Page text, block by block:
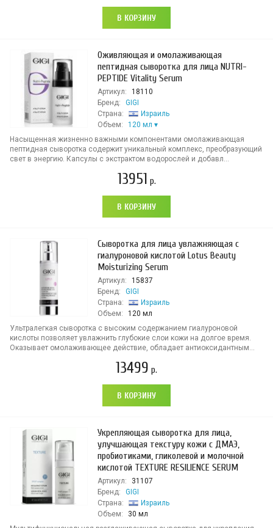
В КОРЗИНУ
Оживляющая и омолаживающая
пептидная сыворотка для лица NUTRI-
PEPTIDE Vitality Serum
Артикул:
18110
Бренд:
GIGI
Страна:
Израиль
Объем:
120 мл
Насыщенная жизненно важными компонентами омолаживающая
пептидная сыворотка содержит уникальный комплекс, преобразующий
свет в энергию. Капсулы с экстрактом водорослей и добавл...
13951 р.
В КОРЗИНУ
Сыворотка для лица увлажняющая с
гиалуроновой кислотой Lotus Beauty
Moisturizing Serum
Артикул:
15837
Бренд:
GIGI
Страна:
Израиль
Объем:
120 мл
Ультралегкая сыворотка с высоким содержанием гиалуроновой
кислоты позволяет увлажнить глубокие слои кожи на долгое время.
Оказывает омолаживающее действие, обладает антиоксидантным...
13499 р.
В КОРЗИНУ
Укрепляющая сыворотка для лица,
улучшающая текстуру кожи с ДМАЭ,
пробиотиками, гликолевой и молочной
кислотой TEXTURE RESILIENCE SERUM
Артикул:
31107
Бренд:
GIGI
Страна:
Израиль
Объем:
30 мл